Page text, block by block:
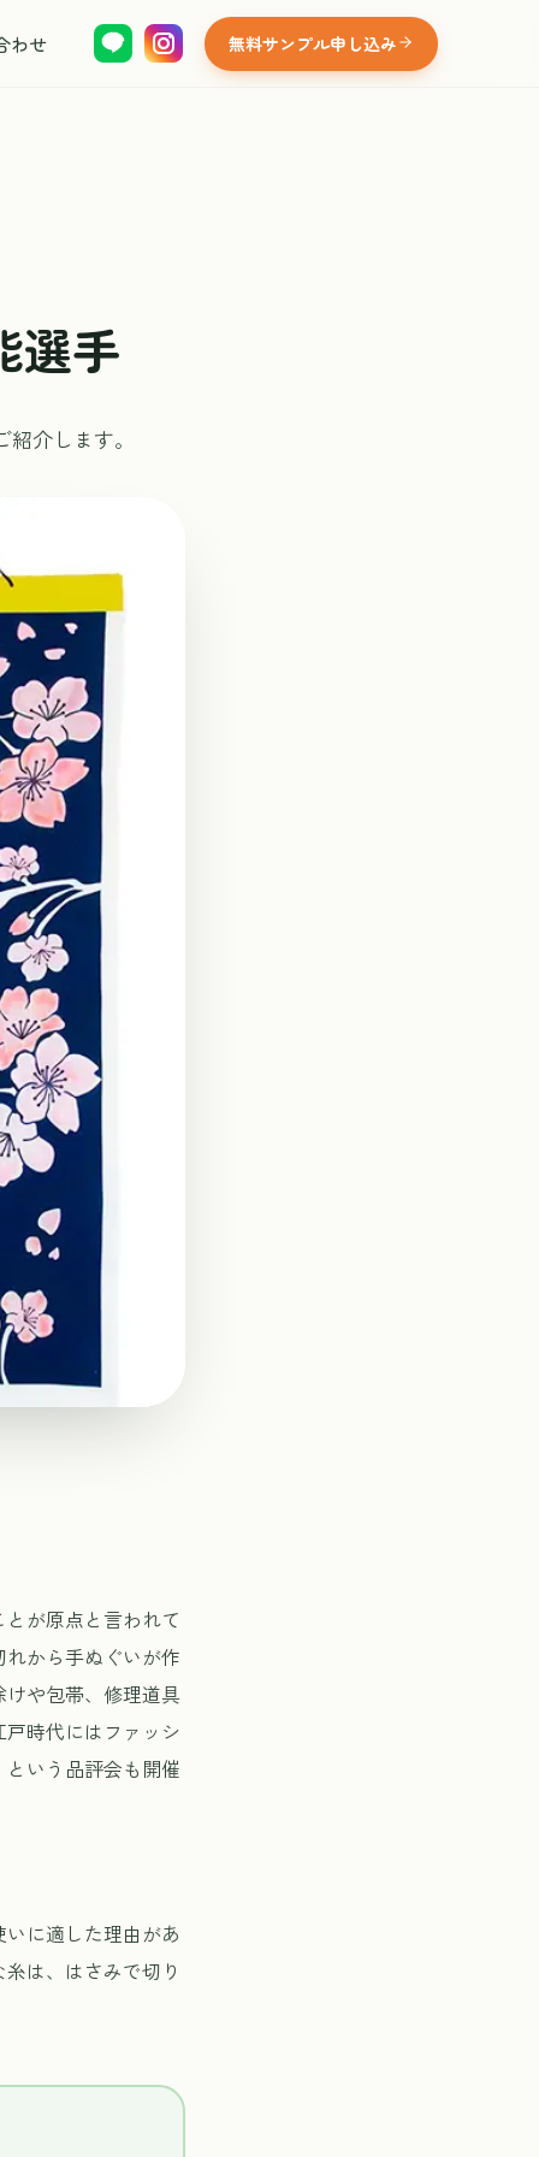
わせ 無料サンプル申し込み
選手
介します。
が原点と言われて
から手ぬぐいが作
や包帯、修理道具
時代にはファッシ
いう品評会も開催
に適した理由があ
は、はさみで切り